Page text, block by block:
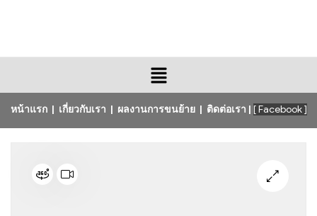
หน้าแรก| เกี่ยวกับเรา | ผลงานการขนย้าย| ติดต่อเรา | [ Facebook ]